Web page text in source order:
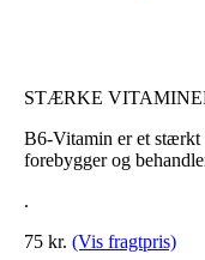
STÆRKE
B6-Vitamin er et stærkt
forebygger og
.
75 kr. (Vis fragtpris)